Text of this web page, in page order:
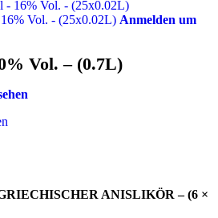
Vol. - (25x0.02L) Anmelden um
Vol. – (0.7L)
ANISLIKÖR – (6 ×